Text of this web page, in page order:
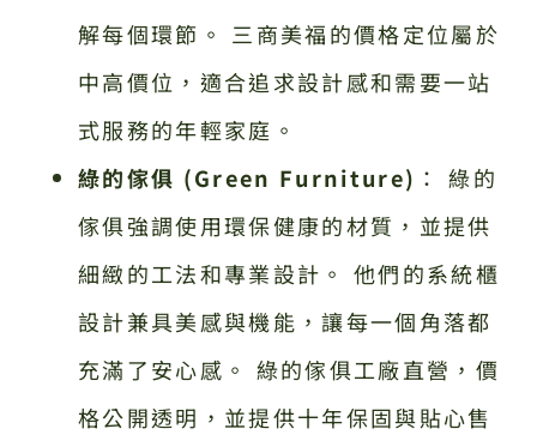
解每個環節。 三商美福的價格定位屬於
中高價位，適合追求設計感和需要一站
式服務的年輕家庭。
綠的傢俱 (Green Furniture) ： 綠的
傢俱強調使用環保健康的材質，並提供
細緻的工法和專業設計。 他們的系統櫃
設計兼具美感與機能，讓每一個角落都
充滿了安心感。 綠的傢俱工廠直營，價
格公開透明，並提供十年保固與貼心售